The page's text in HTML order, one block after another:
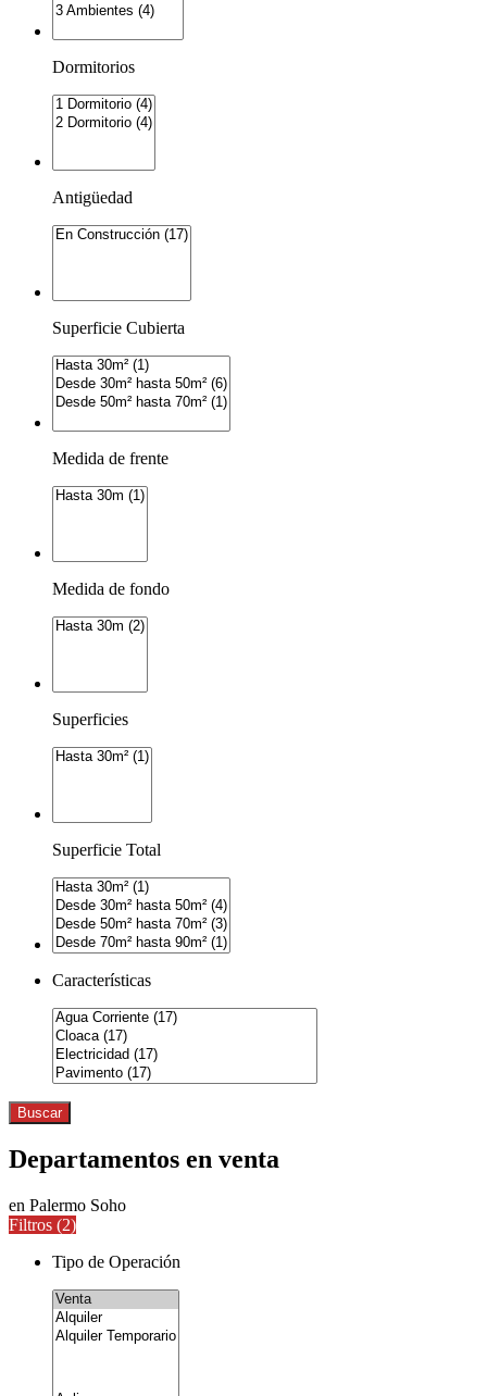
Dormitorios
Antigüedad
Superficie Cubierta
Medida de frente
Medida de fondo
Superficies
Superficie Total
Características
Buscar
Departamentos en venta
en Palermo Soho
Filtros (2)
Tipo de Operación